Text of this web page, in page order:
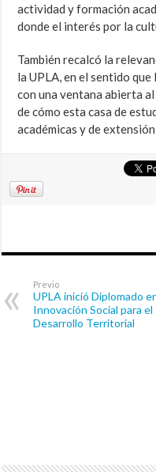
actividad y formación
donde el interés por la
También recalcó la
la UPLA, en el sentido
con una ventana abierta
de cómo esta casa de
académicas y de
Previo
UPLA inició Diplomado
Innovación Social para el
Desarrollo Territorial